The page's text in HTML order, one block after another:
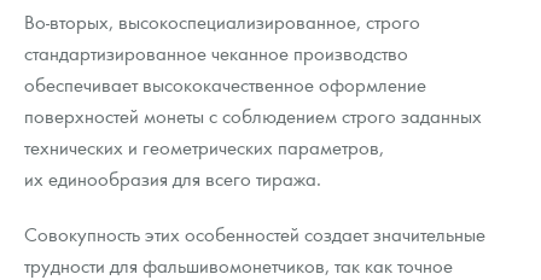
Во-вторых, высокоспециализированное, строго
стандартизированное чеканное производство
обеспечивает высококачественное оформление
поверхностей монеты с соблюдением строго заданных
технических и геометрических параметров,
их единообразия для всего тиража.
Совокупность этих особенностей создает значительные
трудности для фальшивомонетчиков, так как точное